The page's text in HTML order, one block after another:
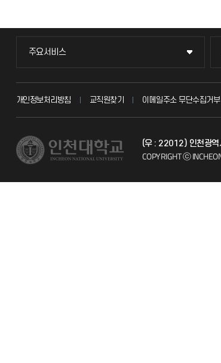
주요서비스
주요서비스
교무회의방송
시설예약
개인정보처리방침 교직원찾기 이메일주소 무단수집거부
(우 : 22012) 인천광
COPYRIGHT ⓒ